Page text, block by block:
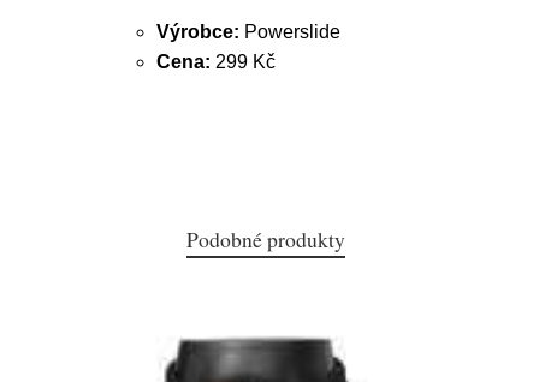
Výrobce: Powerslide
Cena: 299 Kč
Podobné produkty